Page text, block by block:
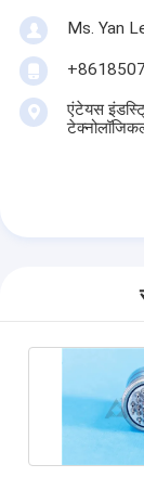
Ms. Yan
एंटेयस